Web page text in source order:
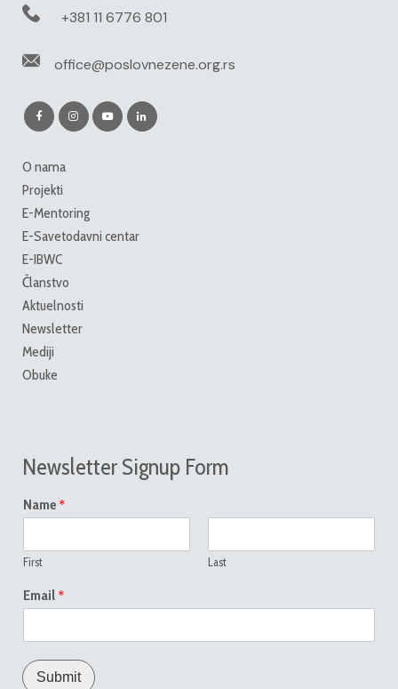
+381 11 6776 801
office@poslovnezene.org.rs
O nama
Projekti
E-Mentoring
E-Savetodavni centar
E-IBWC
Članstvo
Aktuelnosti
Newsletter
Mediji
Obuke
Newsletter Signup Form
Name *
First Last
Email *
Submit